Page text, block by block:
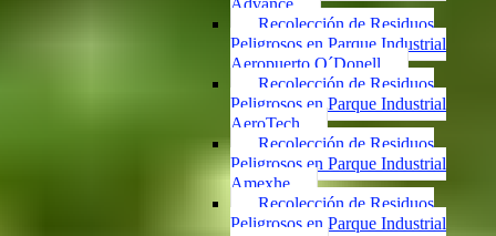
Advance
Recolección de Residuos
Peligrosos en Parque Industrial
Aeropuerto O´Donell
Recolección de Residuos
Peligrosos en Parque Industrial
AeroTech
Recolección de Residuos
Peligrosos en Parque Industrial
Amexhe
Recolección de Residuos
Peligrosos en Parque Industrial